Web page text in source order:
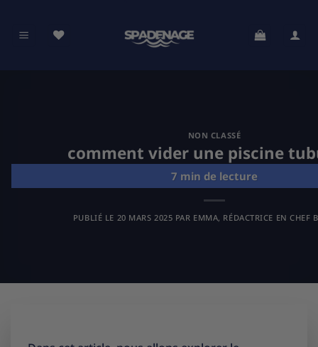
contenu
NON CLASSÉ
comment vider une piscine
PUBLIÉ LE 20 MARS 2025 PAR EMMA, RÉDACTRICE EN CHEF